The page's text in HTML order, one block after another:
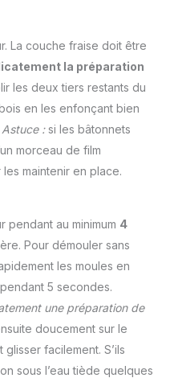
La couche fraise doit être
la préparation
les deux tiers restants du
en les enfonçant bien
Astuce :si les bâtonnets
morceau de film
maintenir en place.
pendant au minimum 4
Pour démouler sans
les moules en
5 secondes.
une préparation de
doucement sur le
facilement. S’ils
sous l’eau tiède quelques